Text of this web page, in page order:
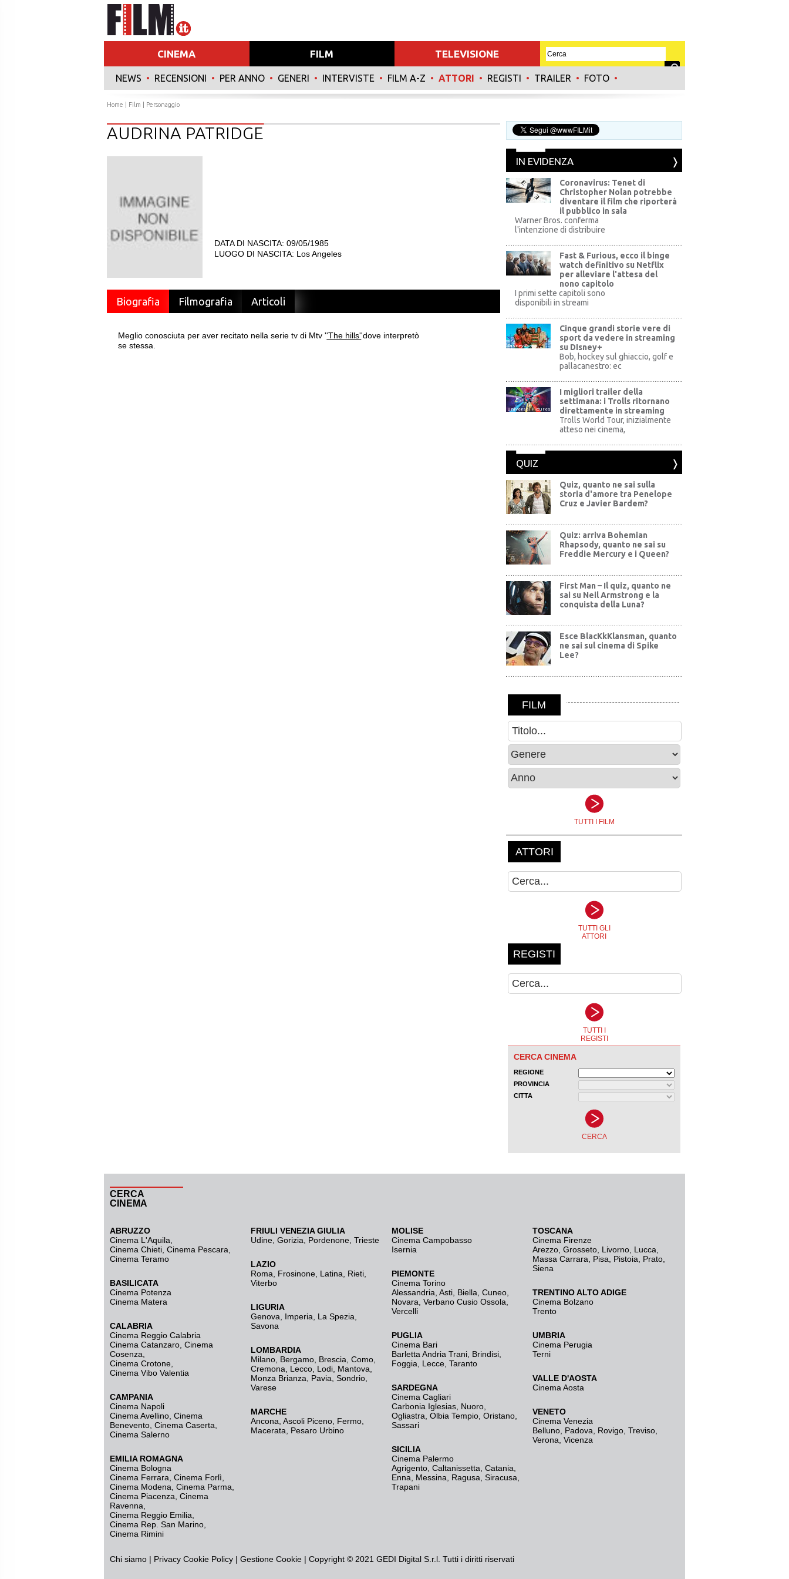
CINEMA FILM TELEVISIONE
NEWS • RECENSIONI • PER ANNO • GENERI • INTERVISTE • FILM A-Z • ATTORI • REGISTI • TRAILER • FOTO •
Home Film | Personaggio
AUDRINA PATRIDGE
DATA DI NASCITA: 09/05/1985
LUOGO DI NASCITA: Los Angeles
Biografia Filmografia Articoli
Meglio conosciuta per aver recitato nella serie tv di Mtv ''The hills''dove interpretò
se stessa.
IN EVIDENZA
WB
Coronavirus: Tenet di
Christopher Nolan potrebbe
diventare il film che riporterà
il pubblico in sala
Warner Bros. conferma
l'intenzione di distribuire
Fast & Furious, ecco il binge
watch definitivo su Netflix
per alleviare l'attesa del
nono capitolo
I primi sette capitoli sono
disponibili in streami
Disney+
Cinque grandi storie vere di
sport da vedere in streaming
su DIsney+
Bob, hockey sul ghiaccio, golf e
pallacanestro: ec
Universal Pictures
I migliori trailer della
settimana: i Trolls ritornano
direttamente in streaming
Trolls World Tour, inizialmente
atteso nei cinema,
QUIZ
Quiz, quanto ne sai sulla
storia d'amore tra Penelope
Cruz e Javier Bardem?
Quiz: arriva Bohemian
Rhapsody, quanto ne sai su
Freddie Mercury e i Queen?
First Man – Il quiz, quanto ne
sai su Neil Armstrong e la
conquista della Luna?
Esce BlacKkKlansman, quanto
ne sai sul cinema di Spike
Lee?
CERCA
CINEMA
ABRUZZO
Cinema L'Aquila
Cinema Chieti, Cinema Pescara,
Cinema Teramo
BASILICATA
Cinema Potenza
Cinema Matera
CALABRIA
Cinema Reggio Calabria
Cinema Catanzaro Cinema
Cosenza
Cinema Crotone
Cinema Vibo Valentia
CAMPANIA
Cinema Napoli
Cinema Avellino Cinema
Benevento Cinema Caserta
Cinema Salerno
EMILIA ROMAGNA
Cinema Bologna
Cinema Ferrara Cinema Forlì
Cinema Modena Cinema Parma
Cinema Piacenza Cinema
Ravenna
Cinema Reggio Emilia
Cinema Rep. San Marino
Cinema Rimini
FRIULI VENEZIA GIULIA
Udine Gorizia Pordenone Trieste
LAZIO
Roma
Frosinone Latina Rieti
Viterbo
LIGURIA
Genova
Imperia La Spezia
Savona
LOMBARDIA
Milano Bergamo Brescia, Como
Cremona
Lecco Lodi Mantova
Monza Brianza
Pavia Sondrio
Varese
MARCHE
Ancona Ascoli Piceno Fermo
Macerata
Pesaro Urbino
MOLISE
Cinema Campobasso
Isernia
PIEMONTE
Cinema Torino
Alessandria Asti Biella Cuneo
Novara Verbano Cusio Ossola
Vercelli
PUGLIA
Cinema Bari
Barletta Andria Trani Brindisi
Foggia
Lecce Taranto
SARDEGNA
Cinema Cagliari
Carbonia Iglesias Nuoro
Ogliastra Olbia Tempio Oristano
Sassari
SICILIA
Cinema Palermo
Agrigento Caltanissetta Catania
Enna
Messina Ragusa Siracusa
Trapani
TOSCANA
Cinema Firenze
Arezzo Grosseto Livorno Lucca
Massa Carrara
Pisa Pistoia Prato
Siena
TRENTINO ALTO ADIGE
Cinema Bolzano
Trento
UMBRIA
Cinema Perugia
Terni
VALLE D'AOSTA
Cinema Aosta
VENETO
Cinema Venezia
Belluno Padova Rovigo Treviso
Verona Vicenza
Chi siamo | Privacy Cookie Policy | Gestione Cookie | Copyright © 2021 GEDI Digital S.r.l. Tutti i diritti riservati